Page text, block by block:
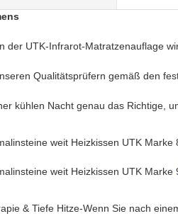
der UTK-Infrarot-Matratzenauflage
Qualitätsprüfern gemäß den
kühlen Nacht genau das Richtige,
& Tiefe Hitze-Wenn Sie nach